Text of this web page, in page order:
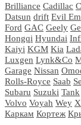
Brilliance Cadillac
Datsun drift Evil
Ford GAC Geely
Hongqi Hyundai
Kaiyi KGM Kia
Luxgen Lynk&Co
Garage Nissan
Rolls-Royce Saab
Subaru Suzuki Tank
Volvo Voyah Wey
Каркам Кортеж